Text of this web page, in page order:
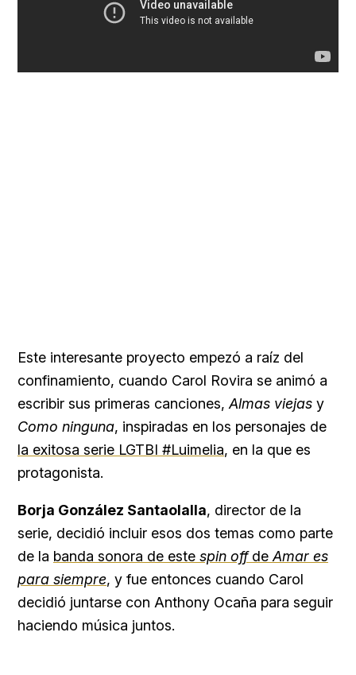
Este interesante proyecto empezó a raíz del
confinamiento, cuando Carol Rovira se animó a
escribir sus primeras canciones, Almas viejas y
Como ninguna, inspiradas en los personajes de
la exitosa serie LGTBI #Luimelia, en la que es
protagonista.
Borja González Santaolalla, director de la
serie, decidió incluir esos dos temas como parte
de la banda sonora de este spin offde Amar es
para siempre, y fue entonces cuando Carol
decidió juntarse con Anthony Ocaña para seguir
haciendo música juntos.